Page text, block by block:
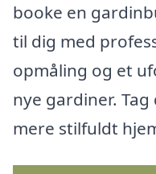
booke en
til dig med
opmåling og et
nye gardiner.
mere stilfuldt